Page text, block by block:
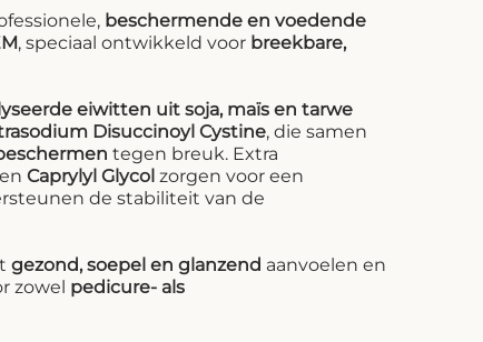
beschermende en voedende
, speciaal ontwikkeld voor breekbare,
eiwitten uit soja, maïs en tarwe
Disuccinoyl Cystine, die samen
tegen breuk. Extra
Caprylyl Glycolzorgen voor een
de stabiliteit van de
gezond, soepel en glanzend aanvoelen en
zowel pedicure- als